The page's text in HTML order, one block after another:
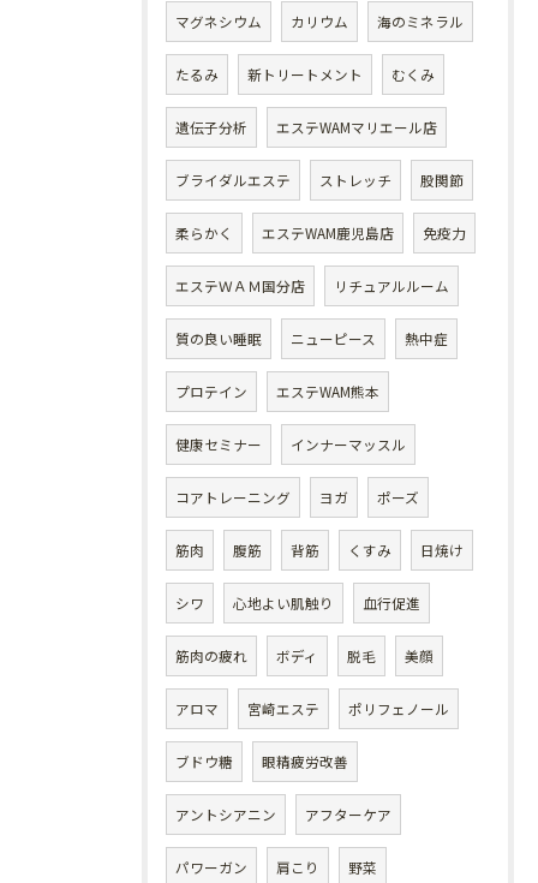
マグネシウム カリウム 海のミネラル
たるみ 新トリートメント むくみ
遺伝子分析 エステWAMマリエール店
ブライダルエステ ストレッチ 股関節
柔らかく エステWAM鹿児島店 免疫力
エステＷＡＭ国分店 リチュアルルーム
質の良い睡眠 ニューピース 熱中症
プロテイン エステWAM熊本
健康セミナー インナーマッスル
コアトレーニング ヨガ ポーズ
筋肉 腹筋 背筋 くすみ 日焼け
シワ 心地よい肌触り 血行促進
筋肉の疲れ ボディ 脱毛 美顔
アロマ 宮崎エステ ポリフェノール
ブドウ糖 眼精疲労改善
アントシアニン アフターケア
パワーガン 肩こり 野菜